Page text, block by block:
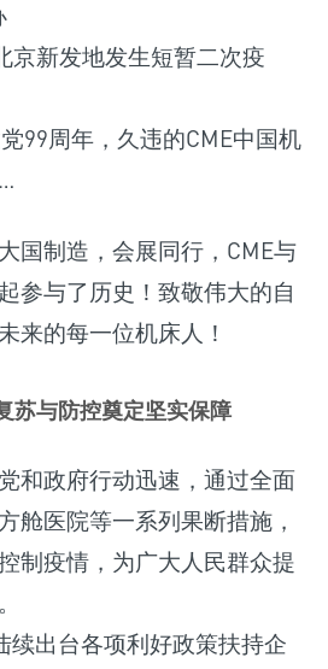
京新发地发生短暂二次疫
99周年，久违的CME中国机
国制造，会展同行，CME与
参与了历史！致敬伟大的自
来的每一位机床人！
苏与防控奠定坚实保障
和政府行动迅速，通过全面
舱医院等一系列果断措施，
制疫情，为广大人民群众提
续出台各项利好政策扶持企